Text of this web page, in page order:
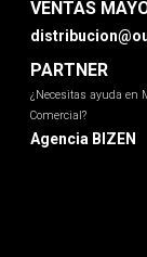
VENTAS
PARTNER
¿Necesitas ayuda en
Comercial?
Agencia BIZEN